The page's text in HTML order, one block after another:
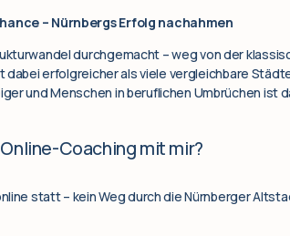
– Nürnbergs Erfolg nachahmen
durchgemacht – weg von der
dabei erfolgreicher als viele vergleichbare
und Menschen in beruflichen Umbrüchen
Coaching mit mir?
statt – kein Weg durch die Nürnberger